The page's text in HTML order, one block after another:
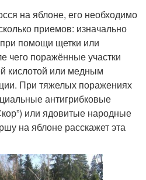
на яблоне, его необходимо
приемов: изначально
помощи щетки или
чего поражённые участки
кислотой или медным
При тяжелых поражениях
антигрибковые
или ядовитые народные
на яблоне расскажет эта